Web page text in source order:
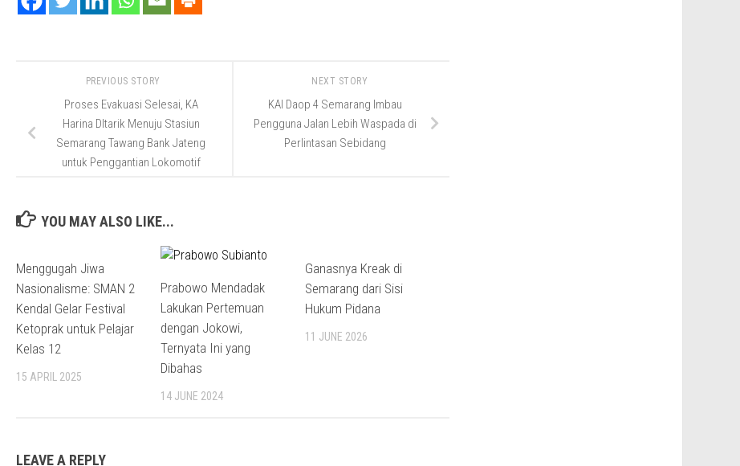
NEXT STORY
KAI Daop 4 Semarang Imbau
Pengguna Jalan Lebih Waspada di
Perlintasan Sebidang
PREVIOUS STORY
Proses Evakuasi Selesai, KA
Harina DItarik Menuju Stasiun
Semarang Tawang Bank Jateng
untuk Penggantian Lokomotif
YOU MAY ALSO LIKE...
Menggugah Jiwa
Nasionalisme: SMAN 2
Kendal Gelar Festival
Ketoprak untuk Pelajar
Kelas 12
15 APRIL 2025
Prabowo Mendadak
Lakukan Pertemuan
dengan Jokowi,
Ternyata Ini yang
Dibahas
14 JUNE 2024
Ganasnya Kreak di
Semarang dari Sisi
Hukum Pidana
11 JUNE 2026
LEAVE A REPLY